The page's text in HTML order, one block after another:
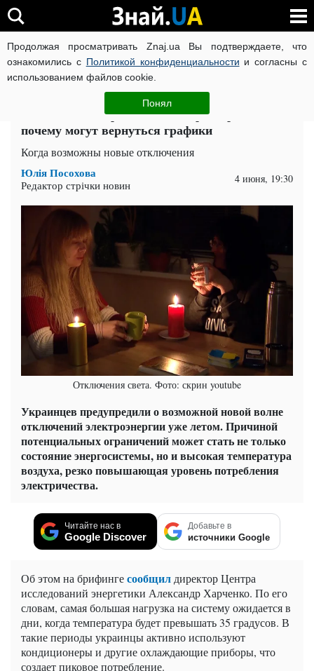
Продолжая просматривать Znaj.ua Вы подтверждаете, что
ознакомились с Политикой конфиденциальности и согласны с
использованием файлов cookie.
Понял
ВОЙНА РОССИИ ПРОТИВ УКРАИНЫ КОРОНАВИРУС В
ЧИТАТИ УКРАЇНСЬКОЮ
Готовьтесь к перебоям с электроэнергией:
почему могут вернуться графики
Когда возможны новые отключения
Юлія Посохова
Редактор стрічки новин 4 июня, 19:30
Отключения света. Фото: скрин youtube
Украинцев предупредили о возможной новой волне
отключений электроэнергии уже летом. Причиной
потенциальных ограничений может стать не только
состояние энергосистемы, но и высокая температура
воздуха, резко повышающая уровень потребления
электричества.
Читайте нас в
Google Discover
Добавьте в
источники Google
Об этом на брифингесообщил директор Центра
исследований энергетики Александр Харченко. По его
словам, самая большая нагрузка на систему ожидается в
дни, когда температура будет превышать 35 градусов. В
такие периоды украинцы активно используют
кондиционеры и другие охлаждающие приборы, что
создает пиковое потребление.